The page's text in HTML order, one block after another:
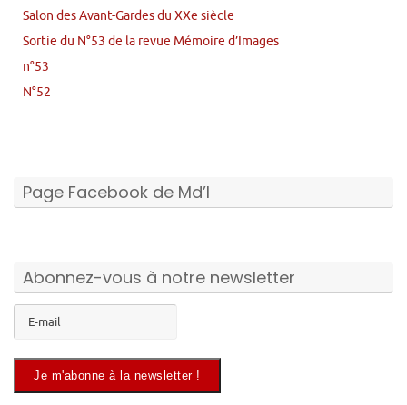
Salon des Avant-Gardes du XXe siècle
Sortie du N°53 de la revue Mémoire d’Images
n°53
N°52
Page Facebook de Md’I
Abonnez-vous à notre newsletter